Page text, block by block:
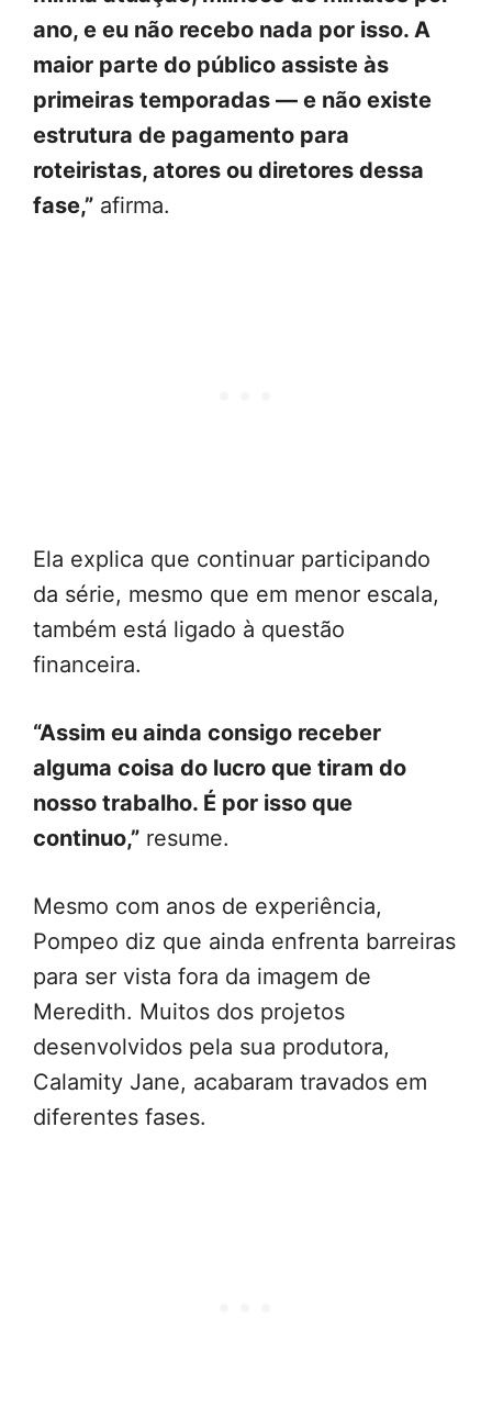
ano, e eu não recebo nada por isso. A
maior parte do público assiste às
primeiras temporadas — e não existe
estrutura de pagamento para
roteiristas, atores ou diretores dessa
fase,” afirma.
Ela explica que continuar participando
da série, mesmo que em menor escala,
também está ligado à questão
financeira.
“Assim eu ainda consigo receber
alguma coisa do lucro que tiram do
nosso trabalho. É por isso que
continuo,” resume.
Mesmo com anos de experiência,
Pompeo diz que ainda enfrenta barreiras
para ser vista fora da imagem de
Meredith. Muitos dos projetos
desenvolvidos pela sua produtora,
Calamity Jane, acabaram travados em
diferentes fases.